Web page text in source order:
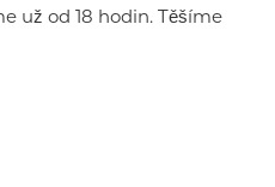
už od 18 hodin. Těšíme